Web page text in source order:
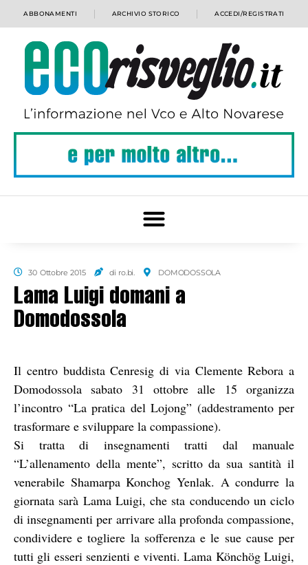
ABBONAMENTI ARCHIVIO STORICO ACCEDI/REGISTRATI
30 Ottobre 2015 di ro.bi. DOMODOSSOLA
Lama Luigi domani a
Domodossola
Il centro buddista Cenresig di via Clemente Rebora a
Domodossola sabato 31 ottobre alle 15 organizza
l’incontro “La pratica del Lojong” (addestramento per
trasformare e sviluppare la compassione).
Si tratta di insegnamenti tratti dal manuale
“L’allenamento della mente”, scritto da sua santità il
venerabile Shamarpa Konchog Yenlak. A condurre la
giornata sarà Lama Luigi, che sta conducendo un ciclo
di insegnamenti per arrivare alla profonda compassione,
condividere e togliere la sofferenza e le sue cause per
tutti gli esseri senzienti e viventi. Lama Könchög Luigi,